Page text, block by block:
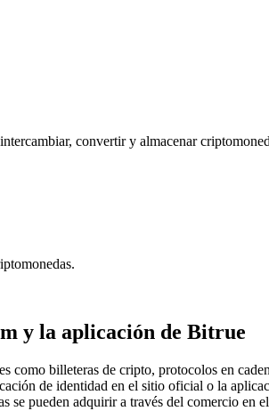
convertir y almacenar
y la aplicación de Bitrue
como billeteras de cripto, protocolos en
de identidad en el sitio oficial o la
pueden adquirir a través del comercio en